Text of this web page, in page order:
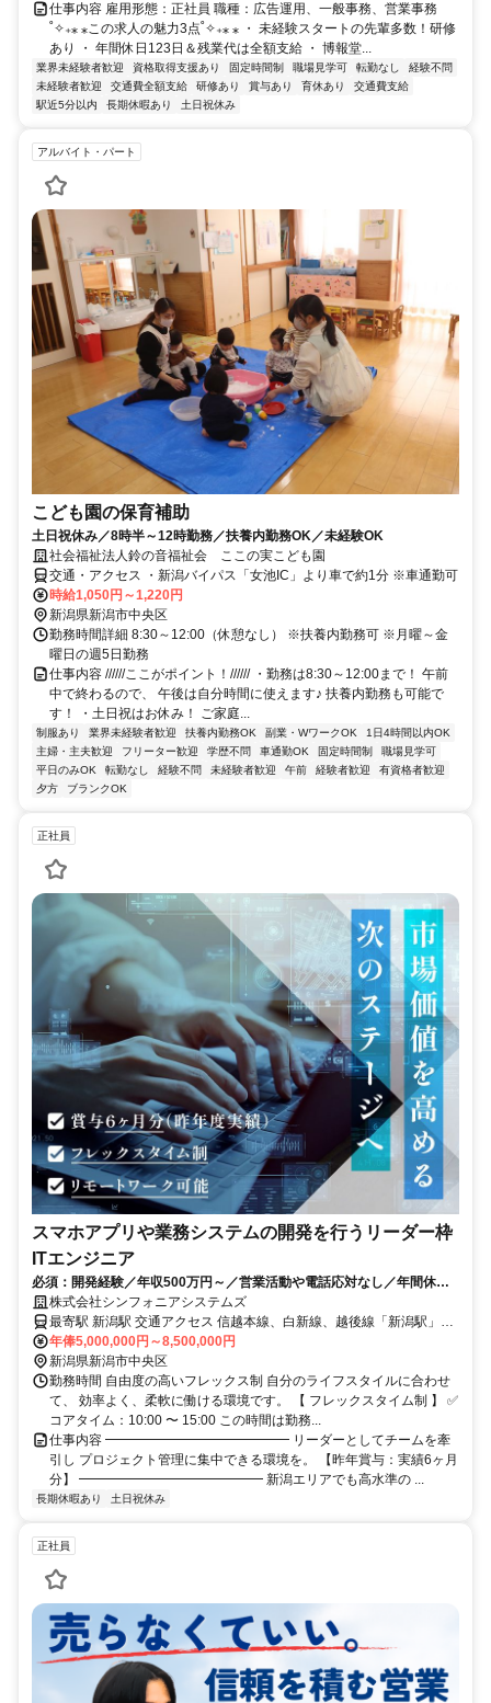
仕事内容 雇用形態：正社員 職種：広告運用、一般事務、営業事務
˚✧₊⁎ ⁎この求人の魅力3点˚✧₊⁎ ⁎ ・ 未経験スタートの先輩多数！研修
あり ・ 年間休日123日＆残業代は全額支給 ・ 博報堂...
業界未経験者歓迎 資格取得支援あり 固定時間制 職場見学可 転勤なし
経験不問
未経験者歓迎
交通費全額支給 研修あり 賞与あり 育休あり
交通費支給
駅近5分以内
長期休暇あり 土日祝休み
アルバイト・パート
こども園の保育補助
土日祝休み／8時半～12時勤務／扶養内勤務OK／未経験OK
社会福祉法人鈴の音福祉会 ここの実こども園
交通・アクセス ・新潟バイパス「女池IC」より車で約1分 ※車通勤可
時給1,050円～1,220円
新潟県新潟市中央区
勤務時間詳細 8:30～12:00（休憩なし） ※扶養内勤務可 ※月曜～金
曜日の週5日勤務
仕事内容 //////ここがポイント！////// ・勤務は8:30～12:00まで！ 午前
中で終わるので、 午後は自分時間に使えます♪ 扶養内勤務も可能で
す！ ・土日祝はお休み！ ご家庭...
制服あり 業界未経験者歓迎 扶養内勤務OK 副業・WワークOK
1日4時間以内OK
主婦・主夫歓迎
フリーター歓迎 学歴不問 車通勤OK 固定時間制
職場見学可
平日のみOK
転勤なし 経験不問 未経験者歓迎 午前 経験者歓迎
有資格者歓迎
夕方
ブランクOK
正社員
スマホアプリや業務システムの開発を行うリーダー枠
ITエンジニア
必須：開発経験／年収500万円～／営業活動や電話応対なし／年間休日
120日／土日祝休み／SE
株式会社シンフォニアシステムズ
最寄駅 新潟駅 交通アクセス 信越本線、白新線、越後線「新潟駅」か
ら徒歩7分 ・交通費支給（公共交通機関） ・駅チカ（新潟駅から徒歩
7分） ・車通勤可能（駐車場は自己負担、距離に応じてガソリン代支
給） ━━━━━━━━━━━━━━ ●私たちが大切にしていること
━━━━━━━━━━━━━━ 私たちは「チームでの対面開発」に
よる 熱量を大切にしています。 そのため現在は「出社」がメインの
スタイルですが、 業務の状況に応じてリモートワークの相談も 柔軟
に受け付けています。
年俸5,000,000円～8,500,000円
新潟県新潟市中央区
勤務時間 自由度の高いフレックス制 自分のライフスタイルに合わせ
て、 効率よく、柔軟に働ける環境です。 【 フレックスタイム制 】 ✅
コアタイム：10:00 〜 15:00 この時間は勤務...
仕事内容 ━━━━━━━━━━━━━━ リーダーとしてチームを牽
引し プロジェクト管理に集中できる環境を。 【昨年賞与：実績6ヶ月
分】 ━━━━━━━━━━━━━━ 新潟エリアでも高水準の ...
長期休暇あり 土日祝休み
正社員